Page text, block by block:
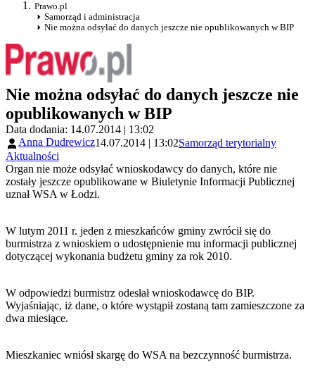
Prawo.pl
Samorząd i administracja
Nie można odsyłać do danych jeszcze nie opublikowanych w BIP
Nie można odsyłać do danych jeszcze nie
opublikowanych w BIP
Data dodania: 14.07.2014 | 13:02
Anna Dudrewicz14.07.2014 | 13:02Samorząd terytorialny
Aktualności
Organ nie może odsyłać wnioskodawcy do danych, które nie
zostały jeszcze opublikowane w Biuletynie Informacji Publicznej
uznał WSA w Łodzi.
W lutym 2011 r. jeden z mieszkańców gminy zwrócił się do
burmistrza z wnioskiem o udostępnienie mu informacji publicznej
dotyczącej wykonania budżetu gminy za rok 2010.
W odpowiedzi burmistrz odesłał wnioskodawcę do BIP.
Wyjaśniając, iż dane, o które wystąpił zostaną tam zamieszczone za
dwa miesiące.
Mieszkaniec wniósł skargę do WSA na bezczynność burmistrza.